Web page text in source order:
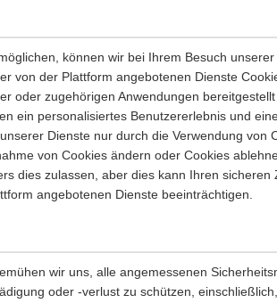
können wir bei Ihrem Besuch unserer
von der Plattform angebotenen Dienste
oder zugehörigen Anwendungen
ein personalisiertes Benutzererlebnis und
Dienste nur durch die Verwendung von
von Cookies ändern oder Cookies
dies zulassen, aber dies kann Ihren sicheren
angebotenen Dienste beeinträchtigen.
wir uns, alle angemessenen
oder -verlust zu schützen,